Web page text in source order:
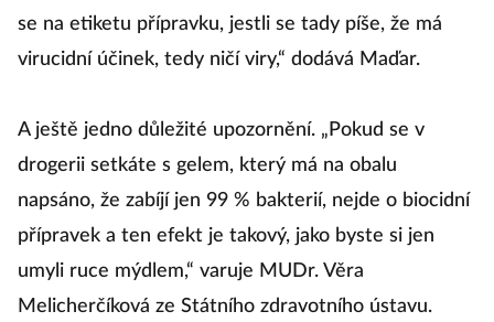
se na etiketu přípravku, jestli se tady píše, že má
virucidní účinek, tedy ničí viry,“ dodává Maďar.
A ještě jedno důležité upozornění. „Pokud se v
drogerii setkáte s gelem, který má na obalu
napsáno, že zabíjí jen 99 % bakterií, nejde o biocidní
přípravek a ten efekt je takový, jako byste si jen
umyli ruce mýdlem,“ varuje MUDr. Věra
Melicherčíková ze Státního zdravotního ústavu.